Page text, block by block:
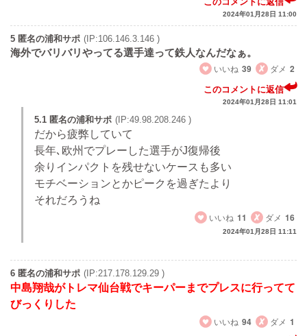
2024年01月28日 11:00
5 匿名の浦和サポ (IP:106.146.3.146 )
海外でバリバリやってる選手達って鉄人なんだなぁ。
いいね 39 ダメ 2
このコメントに返信
2024年01月28日 11:01
5.1 匿名の浦和サポ (IP:49.98.208.246 )
だから疲弊していて
長年､欧州でプレーした選手がJ復帰後
余りインパクトを残せないケースも多い
モチベーションとかピークを過ぎたより
それだろうね
いいね 11 ダメ 16
2024年01月28日 11:11
6 匿名の浦和サポ (IP:217.178.129.29 )
中島翔哉がトレマ仙台戦でキーパーまでプレスに行ってて
びっくりした
いいね 94 ダメ 1